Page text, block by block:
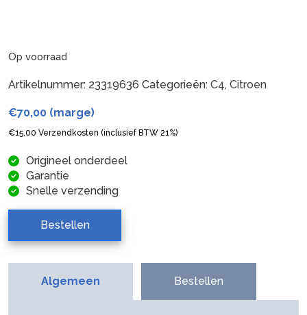
Op voorraad
Artikelnummer: 23319636 Categorieën: C4, Citroen
€70,00 (marge)
€15,00 Verzendkosten (inclusief BTW 21%)
Origineel onderdeel
Garantie
Snelle verzending
Bestellen
Algemeen Bestellen